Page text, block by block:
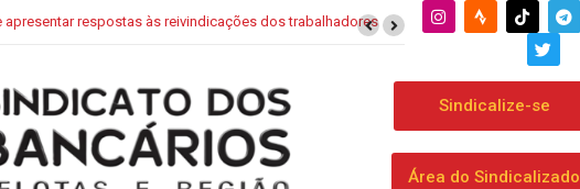
Caixa: Banco apresenta proposta que chega a dobrar mensalidade
Sindicalize-se
Área do Sindicalizado